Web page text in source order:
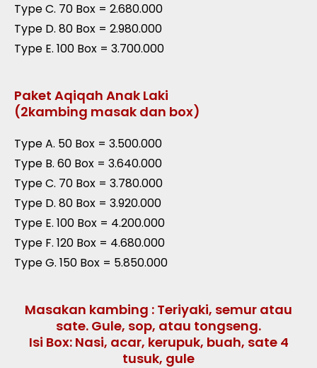
Type C. 70 Box = 2.680.000
Type D. 80 Box = 2.980.000
Type E. 100 Box = 3.700.000
Paket Aqiqah Anak Laki
(2kambing masak dan box)
Type A. 50 Box = 3.500.000
Type B. 60 Box = 3.640.000
Type C. 70 Box = 3.780.000
Type D. 80 Box = 3.920.000
Type E. 100 Box = 4.200.000
Type F. 120 Box = 4.680.000
Type G. 150 Box = 5.850.000
Masakan kambing : Teriyaki, semur atau
sate. Gule, sop, atau tongseng.
Isi Box: Nasi, acar, kerupuk, buah, sate 4
tusuk, gule